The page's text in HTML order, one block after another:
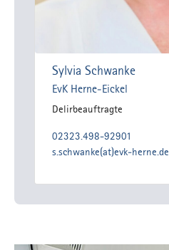
Sylvia Schwanke
EvK Herne-Eickel
Delirbeauftragte
02323.498-92901
s.schwanke(at)evk-herne.de